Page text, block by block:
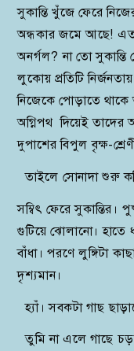
সুকান্তি খুঁজে ফেরে
অন্ধকার জমে আছে! এত
অনর্গল? না তো সুকান্তি
লুকোয় প্রতিটি
নিজেকে পোড়াতে থাকে
অগ্নিপথ দিয়েই তাদের
দুপাশের বিপুল বৃক্ষ-
তাইলে সোনাদা শুরু
সম্বিৎ ফেরে
গুটিয়ে ঝোলানো। হাতে
বাঁধা। পরণে লুঙ্গিটা
দৃশ্যমান।
হ্যাঁ। সবকটা গাছ
তুমি না এলে গাছে